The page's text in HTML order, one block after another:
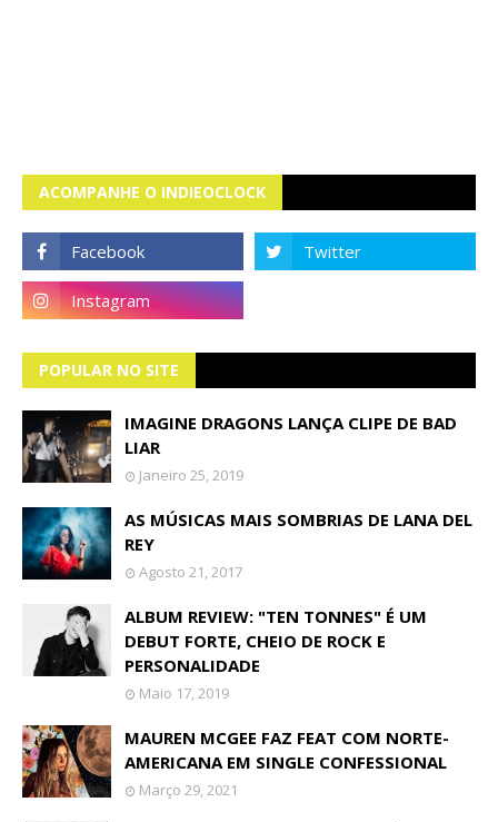
ACOMPANHE O INDIEOCLOCK
POPULAR NO SITE
IMAGINE DRAGONS LANÇA CLIPE DE BAD
LIAR
Janeiro 25, 2019
AS MÚSICAS MAIS SOMBRIAS DE LANA DEL
REY
Agosto 21, 2017
ALBUM REVIEW: "TEN TONNES" É UM
DEBUT FORTE, CHEIO DE ROCK E
PERSONALIDADE
Maio 17, 2019
MAUREN MCGEE FAZ FEAT COM NORTE-
AMERICANA EM SINGLE CONFESSIONAL
Março 29, 2021